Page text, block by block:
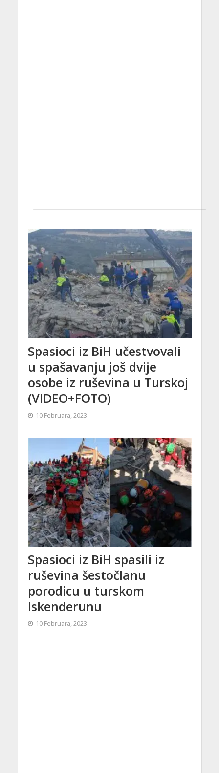
Spasioci iz BiH učestvovali
u spašavanju još dvije
osobe iz ruševina u Turskoj
(VIDEO+FOTO)
10 Februara, 2023
Spasioci iz BiH spasili iz
ruševina šestočlanu
porodicu u turskom
Iskenderunu
10 Februara, 2023